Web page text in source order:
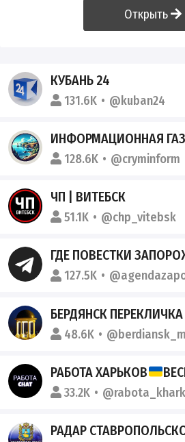
Открыть
КУБАНЬ 24
131.6K @kuban24
ИНФОРМАЦИОННАЯ
128.6K @cryminform
ЧП | ВИТЕБСК
51.1K @chp_vitebsk
ГДЕ ПОВЕСТКИ
127.5K
БЕРДЯНСК ПЕРЕКЛИЧКА
48.6K
РАБОТА ХАРЬКОВ
33.2K
РАДАР